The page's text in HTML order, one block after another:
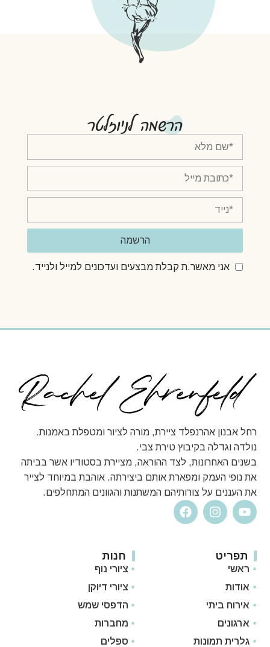
הרשמה לניוזלטר
אני מאשר.ת קבלת מבצעים ועדכונים למייל ולנייד.
הרשמה
רחל אבנון אהרנפלד ציירת, מורה לציור ומטפלת באמנות.
נולדה וגדלה בקיבוץ טירת צבי.
בשנים האחרונות, לצד ההוראה, מציירת בסטודיו אשר בביתה
את נופי העמק ומפארת אותם ביצירתה. אוהבת במיוחד לצייר
את העננים על צורותיהם המשתנות והגוונים המתחלפים.
תפריט
ראשי
אודות
אירוח ביתי
ארגונים
גלרית תמונות
חנות
ציורי נוף
ציורי דיוקן
הדפסי שמש
מחברות
ספלים